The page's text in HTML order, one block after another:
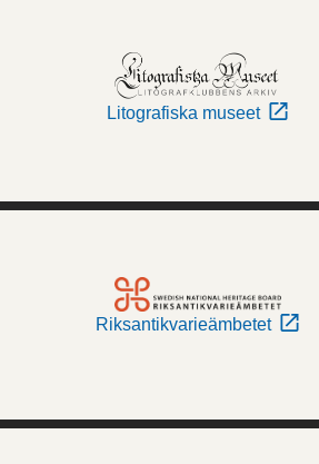
Litografiska museet
Riksantikvarieämbetet